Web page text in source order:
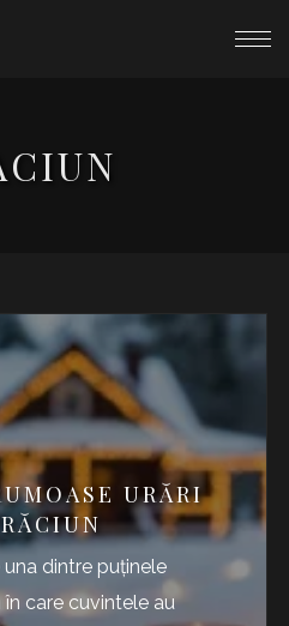
URĂRI
dintre puținele
în care cuvintele au